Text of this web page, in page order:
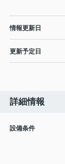
情報更新日
更新予定日
詳細情報
設備条件